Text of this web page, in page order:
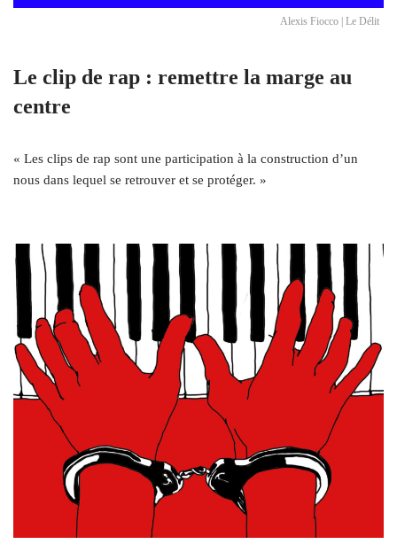
Alexis Fiocco | Le Délit
Le clip de rap : remettre la marge au
centre
« Les clips de rap sont une participation à la construction d’un
nous dans lequel se retrouver et se protéger. »